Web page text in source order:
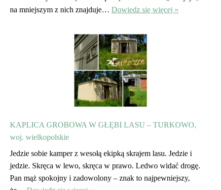
na mniejszym z nich znajduje… Dowiedz się więcej »
KAPLICA GROBOWA W GŁĘBI LASU – TURKOWO,
woj. wielkopolskie
Jedzie sobie kamper z wesołą ekipką skrajem lasu. Jedzie i
jedzie. Skręca w lewo, skręca w prawo. Ledwo widać drogę.
Pan mąż spokojny i zadowolony – znak to najpewniejszy,